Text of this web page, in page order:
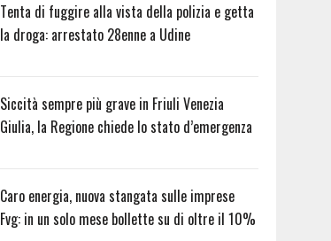
Tenta di fuggire alla vista della polizia e getta
la droga: arrestato 28enne a Udine
Siccità sempre più grave in Friuli Venezia
Giulia, la Regione chiede lo stato d’emergenza
Caro energia, nuova stangata sulle imprese
Fvg: in un solo mese bollette su di oltre il 10%